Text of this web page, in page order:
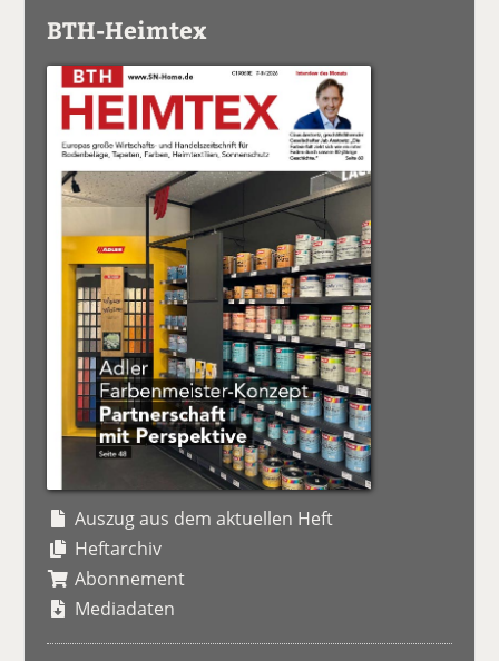
BTH-Heimtex
Auszug aus dem aktuellen Heft
Heftarchiv
Abonnement
Mediadaten